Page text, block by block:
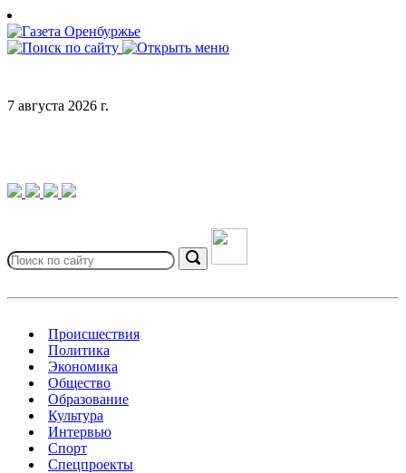
Skip
to
content
7 августа 2026 г.
for:
Search
Происшествия
Политика
Экономика
Общество
Образование
Культура
Интервью
Спорт
Спецпроекты